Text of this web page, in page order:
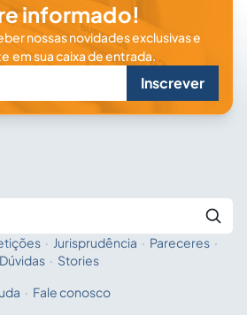
informado!
nossas novidades exclusivas e
em sua caixa de entrada.
Inscrever
Fale com a IA
· Jurisprudência · Pareceres ·
Dúvidas · Stories
· Fale conosco